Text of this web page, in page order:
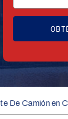
De Camión en